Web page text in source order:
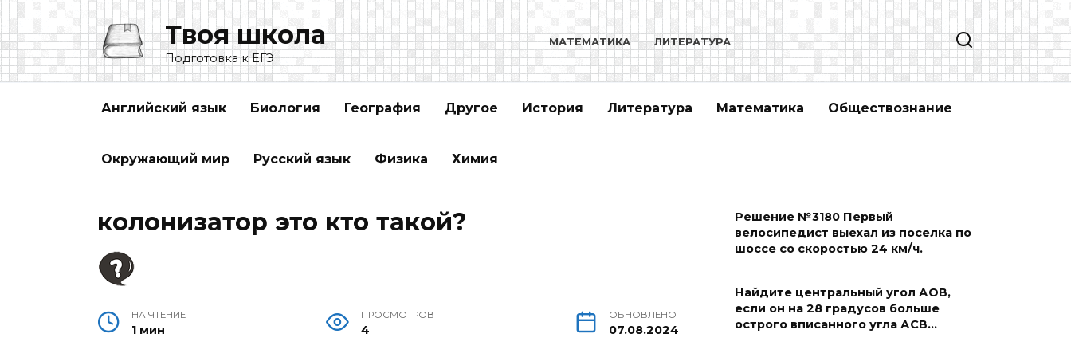
Перейти
к
содержанию
Твоя школа
Подготовка к ЕГЭ
МАТЕМАТИКА ЛИТЕРАТУРА
Английский язык Биология География Другое История Литература Математика Обществознание
Окружающий мир Русский язык Физика Химия
колонизатор это кто такой?
НА ЧТЕНИЕ
1 мин
ПРОСМОТРОВ
4
ОБНОВЛЕНО
07.08.2024
Решение №3180 Первый
велосипедист выехал из поселка по
шоссе со скоростью 24 км/ч.
Найдите центральный угол АОВ,
если он на 28 градусов больше
острого вписанного угла АСВ…